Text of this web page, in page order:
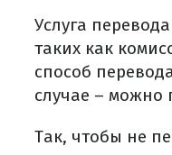
Услуга
таких как
способ
случае – можно
Так, чтобы не